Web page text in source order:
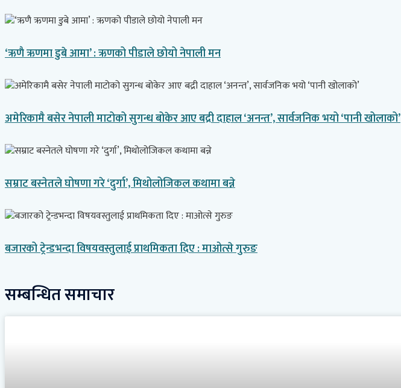
‘ऋणै ऋणमा डुबे आमा’ : ऋणको पीडाले छोयो नेपाली मन
अमेरिकामै बसेर नेपाली माटोको सुगन्ध बोकेर आए बद्री दाहाल ‘अनन्त’, सार्वजनिक भयो ‘पानी खोलाको’
सम्राट बस्नेतले घोषणा गरे ‘दुर्गा’, मिथोलोजिकल कथामा बन्ने
बजारको ट्रेन्डभन्दा विषयवस्तुलाई प्राथमिकता दिए : माओत्से गुरुङ
सम्बन्धित समाचार